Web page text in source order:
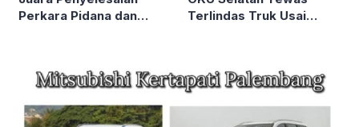
Perkara Pidana dan
Terlindas Truk Usai